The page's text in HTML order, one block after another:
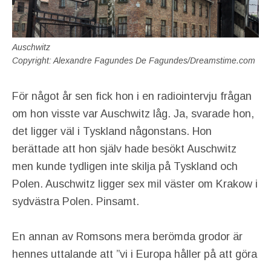
Auschwitz
Copyright: Alexandre Fagundes De Fagundes/Dreamstime.com
För något år sen fick hon i en radiointervju frågan
om hon visste var Auschwitz låg. Ja, svarade hon,
det ligger väl i Tyskland någonstans. Hon
berättade att hon själv hade besökt Auschwitz
men kunde tydligen inte skilja på Tyskland och
Polen. Auschwitz ligger sex mil väster om Krakow i
sydvästra Polen. Pinsamt.
En annan av Romsons mera berömda grodor är
hennes uttalande att ”vi i Europa håller på att göra